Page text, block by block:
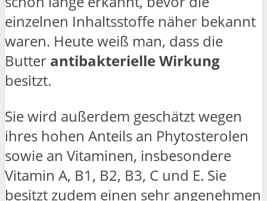
einzelnen Inhaltsstoffe näher bekannt
waren. Heute weiß man, dass die
Butter antibakterielle Wirkung
besitzt.
Sie wird außerdem geschätzt wegen
ihres hohen Anteils an Phytosterolen
sowie an Vitaminen, insbesondere
Vitamin A, B1, B2, B3, C und E. Sie
besitzt zudem einen sehr angenehmen